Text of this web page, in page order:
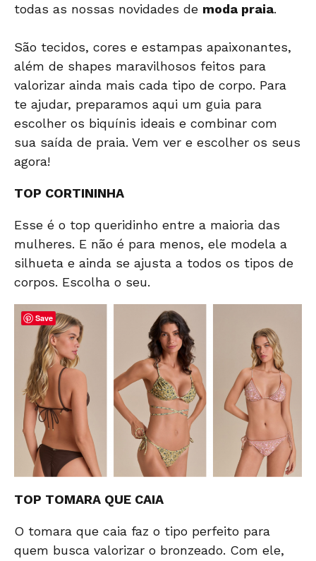
todas as nossas novidades de moda praia.
São tecidos, cores e estampas apaixonantes,
além de shapes maravilhosos feitos para
valorizar ainda mais cada tipo de corpo. Para
te ajudar, preparamos aqui um guia para
escolher os biquínis ideais e combinar com
sua saída de praia. Vem ver e escolher os seus
agora!
TOP CORTININHA
Esse é o top queridinho entre a maioria das
mulheres. E não é para menos, ele modela a
silhueta e ainda se ajusta a todos os tipos de
corpos. Escolha o seu.
TOP TOMARA QUE CAIA
O tomara que caia faz o tipo perfeito para
quem busca valorizar o bronzeado. Com ele,
Save